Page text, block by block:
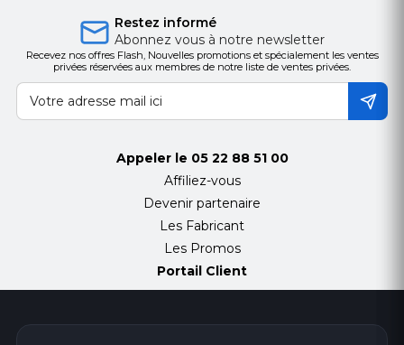
Réglage sans effort et flexible
réglable - rotation de l'écran de 360 °, rotation de
après et arrière.
Restez informé
Abonnez vous à notre newsletter
Recevez nos offres Flash, Nouvelles promotions et spécialement les ventes
privées réservées aux membres de notre liste de ventes privées.
Appeler le 05 22 88 51 00
Affiliez-vous
Devenir partenaire
Les Fabricant
Les Promos
Portail Client